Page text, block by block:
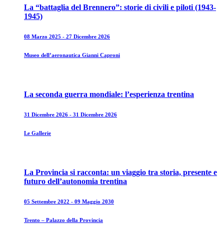
La “battaglia del Brennero”: storie di civili e piloti (1943-
1945)
08 Marzo 2025 - 27 Dicembre 2026
Museo dell’aeronautica Gianni Caproni
La seconda guerra mondiale: l’esperienza trentina
31 Dicembre 2026 - 31 Dicembre 2026
Le Gallerie
La Provincia si racconta: un viaggio tra storia, presente e
futuro dell’autonomia trentina
05 Settembre 2022 - 09 Maggio 2030
Trento – Palazzo della Provincia